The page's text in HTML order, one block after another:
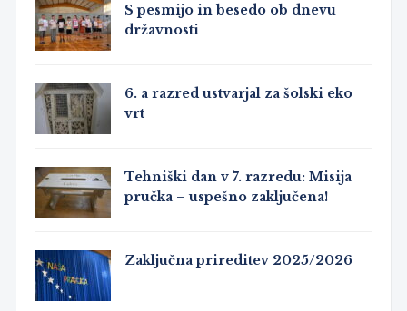
S pesmijo in besedo ob dnevu
državnosti
6. a razred ustvarjal za šolski eko
vrt
Tehniški dan v 7. razredu: Misija
pručka – uspešno zaključena!
Zaključna prireditev 2025/2026